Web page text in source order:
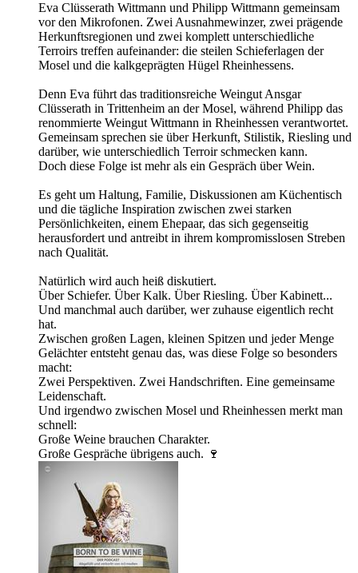
Eva Clüsserath Wittmann und Philipp Wittmann gemeinsam
vor den Mikrofonen. Zwei Ausnahmewinzer, zwei prägende
Herkunftsregionen und zwei komplett unterschiedliche
Terroirs treffen aufeinander: die steilen Schieferlagen der
Mosel und die kalkgeprägten Hügel Rheinhessens.
Denn Eva führt das traditionsreiche Weingut Ansgar
Clüsserath in Trittenheim an der Mosel, während Philipp das
renommierte Weingut Wittmann in Rheinhessen verantwortet.
Gemeinsam sprechen sie über Herkunft, Stilistik, Riesling und
darüber, wie unterschiedlich Terroir schmecken kann.
Doch diese Folge ist mehr als ein Gespräch über Wein.
Es geht um Haltung, Familie, Diskussionen am Küchentisch
und die tägliche Inspiration zwischen zwei starken
Persönlichkeiten, einem Ehepaar, das sich gegenseitig
herausfordert und antreibt in ihrem kompromisslosen Streben
nach Qualität.
Natürlich wird auch heiß diskutiert.
Über Schiefer. Über Kalk. Über Riesling. Über Kabinett...
Und manchmal auch darüber, wer zuhause eigentlich recht
hat.
Zwischen großen Lagen, kleinen Spitzen und jeder Menge
Gelächter entsteht genau das, was diese Folge so besonders
macht:
Zwei Perspektiven. Zwei Handschriften. Eine gemeinsame
Leidenschaft.
Und irgendwo zwischen Mosel und Rheinhessen merkt man
schnell:
Große Weine brauchen Charakter.
Große Gespräche übrigens auch. 🍷